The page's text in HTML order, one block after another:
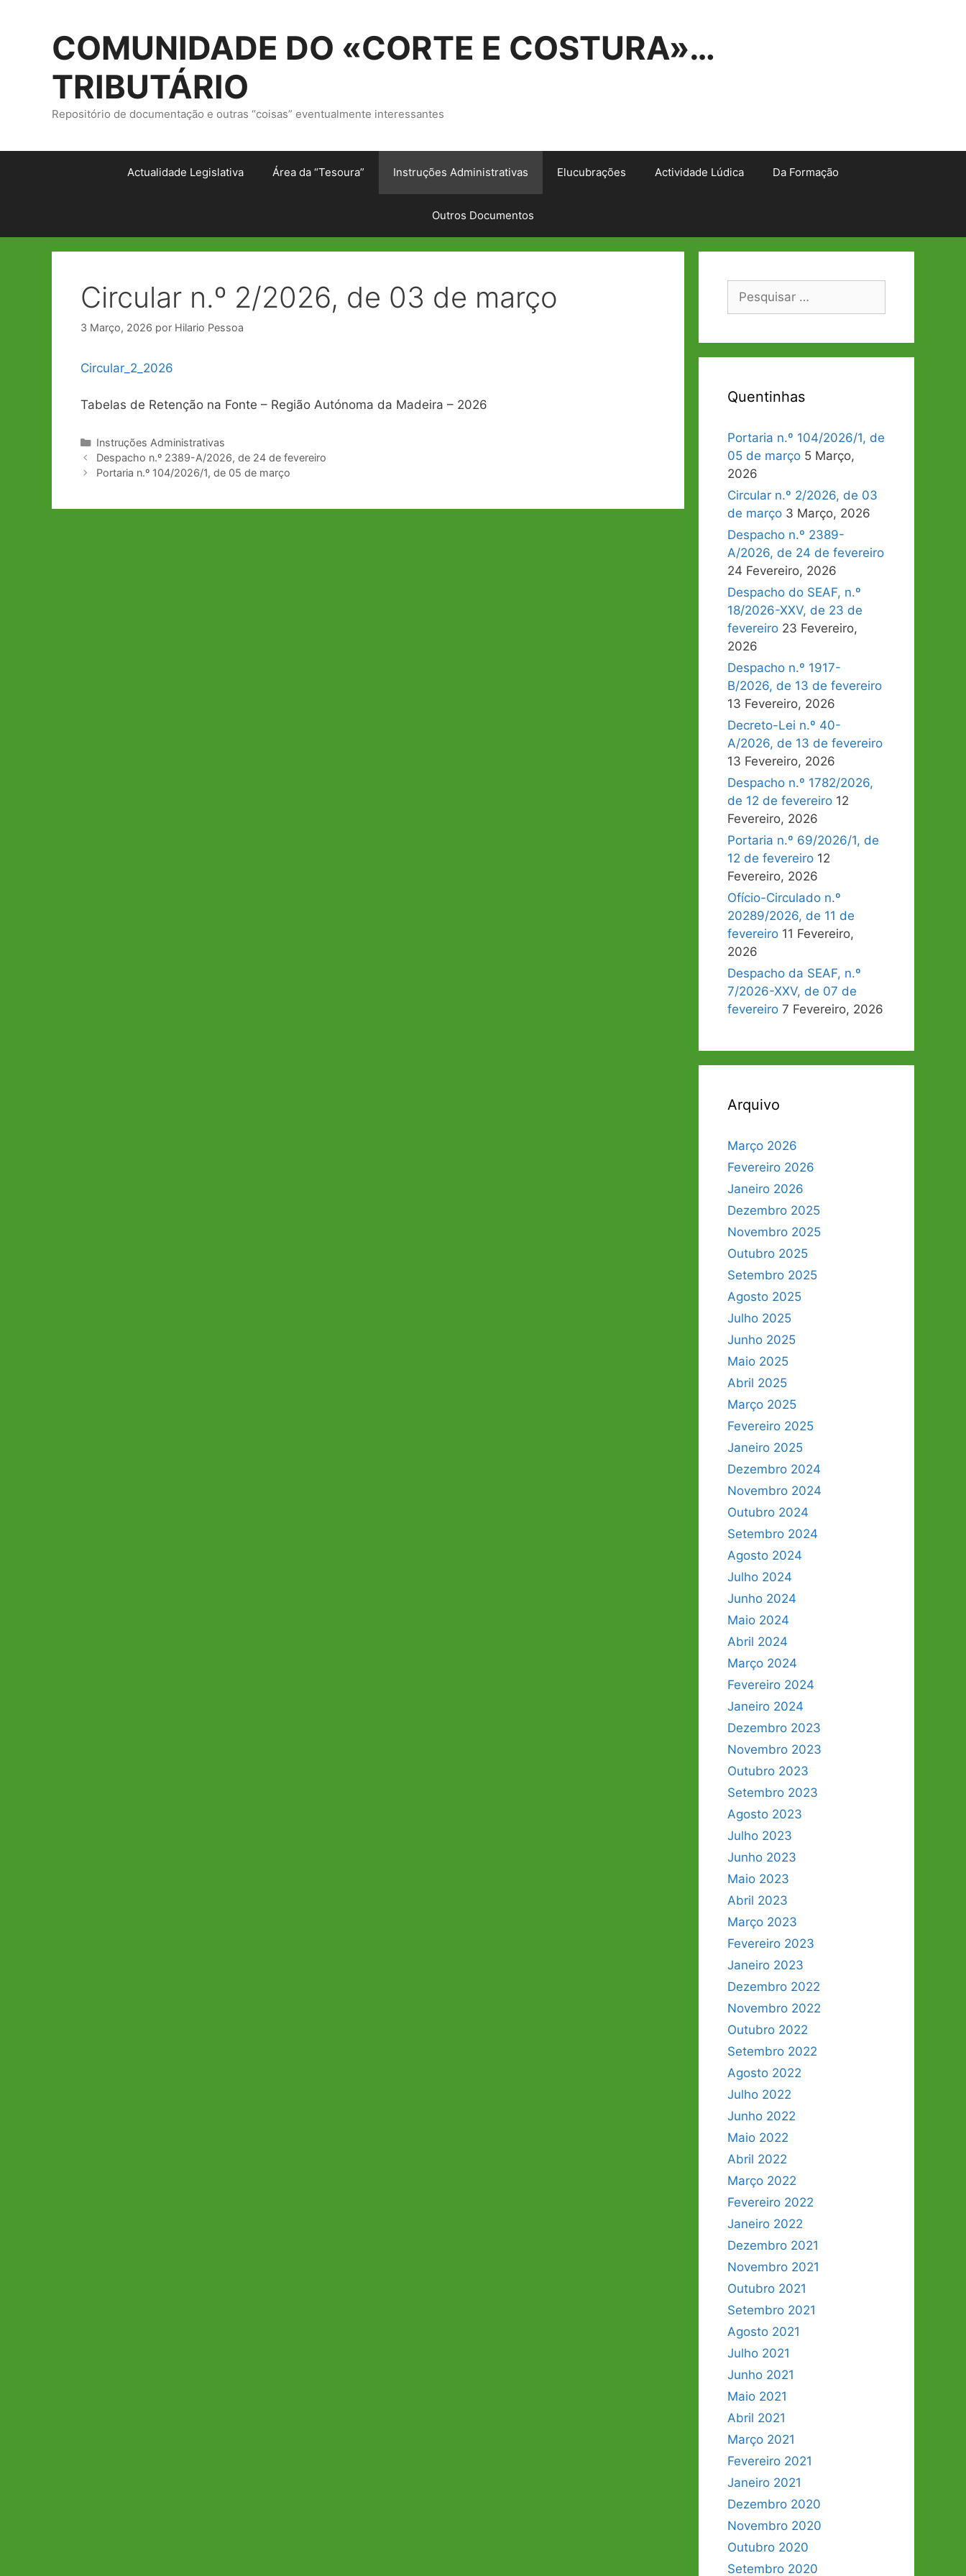
COMUNIDADE DO «CORTE E COSTURA»…
TRIBUTÁRIO
Repositório de documentação e outras “coisas” eventualmente interessantes
Actualidade Legislativa Área da “Tesoura” Instruções Administrativas Elucubrações Actividade Lúdica Da Formação
Outros Documentos
Circular n.º 2/2026, de 03 de março
3 Março, 2026 por Hilario Pessoa
Circular_2_2026
Tabelas de Retenção na Fonte – Região Autónoma da Madeira – 2026
Categorias
Instruções Administrativas
Navegação
de
Despacho n.º 2389-A/2026, de 24 de fevereiro
Portaria n.º 104/2026/1, de 05 de março
Pesquisar
Quentinhas
Portaria n.º 104/2026/1, de
05 de março 5 Março,
2026
Circular n.º 2/2026, de 03
de março 3 Março, 2026
Despacho n.º 2389-
A/2026, de 24 de fevereiro
24 Fevereiro, 2026
Despacho do SEAF, n.º
18/2026-XXV, de 23 de
fevereiro 23 Fevereiro,
2026
Despacho n.º 1917-
B/2026, de 13 de fevereiro
13 Fevereiro, 2026
Decreto-Lei n.º 40-
A/2026, de 13 de fevereiro
13 Fevereiro, 2026
Despacho n.º 1782/2026,
de 12 de fevereiro 12
Fevereiro, 2026
Portaria n.º 69/2026/1, de
12 de fevereiro 12
Fevereiro, 2026
Ofício-Circulado n.º
20289/2026, de 11 de
fevereiro 11 Fevereiro,
2026
Despacho da SEAF, n.º
7/2026-XXV, de 07 de
fevereiro 7 Fevereiro, 2026
Arquivo
Março 2026
Fevereiro 2026
Janeiro 2026
Dezembro 2025
Novembro 2025
Outubro 2025
Setembro 2025
Agosto 2025
Julho 2025
Junho 2025
Maio 2025
Abril 2025
Março 2025
Fevereiro 2025
Janeiro 2025
Dezembro 2024
Novembro 2024
Outubro 2024
Setembro 2024
Agosto 2024
Julho 2024
Junho 2024
Maio 2024
Abril 2024
Março 2024
Fevereiro 2024
Janeiro 2024
Dezembro 2023
Novembro 2023
Outubro 2023
Setembro 2023
Agosto 2023
Julho 2023
Junho 2023
Maio 2023
Abril 2023
Março 2023
Fevereiro 2023
Janeiro 2023
Dezembro 2022
Novembro 2022
Outubro 2022
Setembro 2022
Agosto 2022
Julho 2022
Junho 2022
Maio 2022
Abril 2022
Março 2022
Fevereiro 2022
Janeiro 2022
Dezembro 2021
Novembro 2021
Outubro 2021
Setembro 2021
Agosto 2021
Julho 2021
Junho 2021
Maio 2021
Abril 2021
Março 2021
Fevereiro 2021
Janeiro 2021
Dezembro 2020
Novembro 2020
Outubro 2020
Setembro 2020